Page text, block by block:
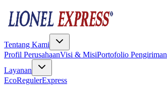
Tentang Kami
Profil PerusahaanVisi & MisiPortofolio Pengiriman
Layanan
EcoRegulerExpress